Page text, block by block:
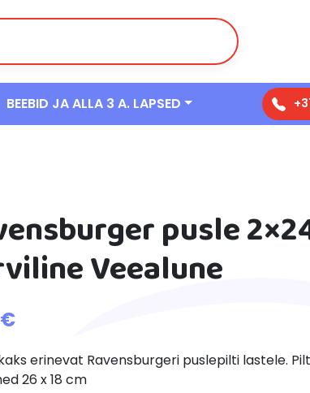
BEEBID JA ALLA 3 A. LAPSED
pusle
Veealune
€
erinevat Ravensburgeri puslepilti lastele.
26 x 18 cm